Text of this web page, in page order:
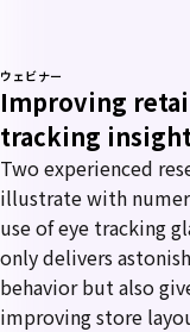
ウェビナー
Improving
tracking
Two experienced
illustrate with
use of eye tracking
only delivers
behavior but also
improving store